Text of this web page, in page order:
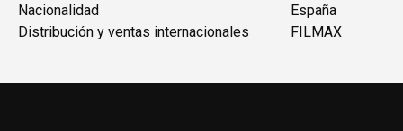
Nacionalidad
España
Distribución y ventas internacionales
FILMAX